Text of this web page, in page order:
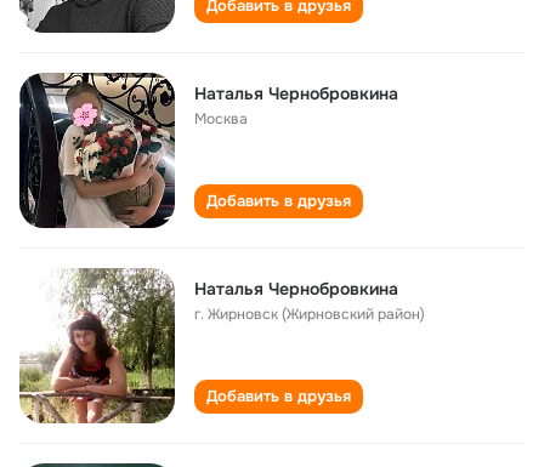
Добавить в друзья
Наталья Чернобровкина
Москва
Добавить в друзья
Наталья Чернобровкина
г. Жирновск (Жирновский район)
Добавить в друзья